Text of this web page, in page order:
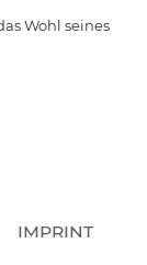
Wohl seines
IMPRINT